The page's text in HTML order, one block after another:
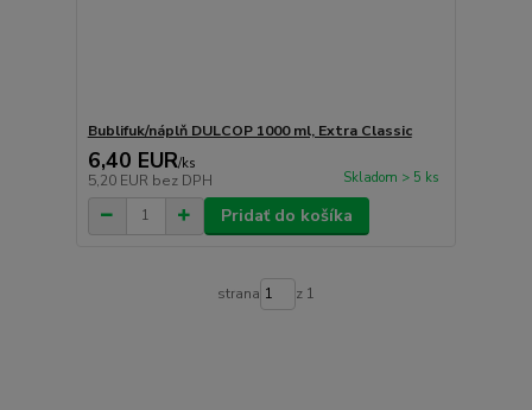
Bublifuk/náplň DULCOP 1000 ml, Extra Classic
6,40 EUR/ks
5,20 EUR bez DPH Skladom > 5 ks
Pridať do košíka
strana z 1